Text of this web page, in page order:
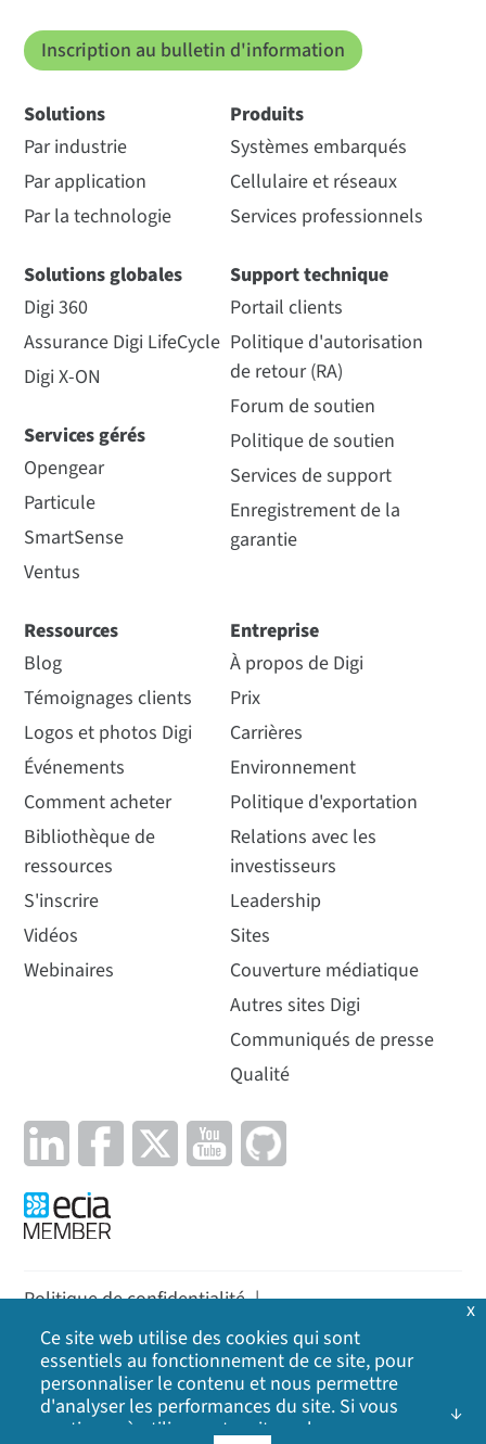
Inscription au bulletin d'information
Solutions
Par industrie
Par application
Par la technologie
Solutions globales
Digi 360
Assurance Digi LifeCycle
Digi X-ON
Services gérés
Opengear
Particule
SmartSense
Ventus
Produits
Systèmes embarqués
Cellulaire et réseaux
Services professionnels
Support technique
Portail clients
Politique d'autorisation
de retour (RA)
Forum de soutien
Politique de soutien
Services de support
Enregistrement de la
garantie
Ressources
Blog
Témoignages clients
Logos et photos Digi
Événements
Comment acheter
Bibliothèque de
ressources
S'inscrire
Vidéos
Webinaires
Entreprise
À propos de Digi
Prix
Carrières
Environnement
Politique d'exportation
Relations avec les
investisseurs
Leadership
Sites
Couverture médiatique
Autres sites Digi
Communiqués de presse
Qualité
Politique de confidentialité |
Politique en matière de cookies | Politique
Plan du site
2026 Digi International Inc. Tous droits réservés.
Ce site web utilise des cookies qui sont
essentiels au fonctionnement de ce site, pour
personnaliser le contenu et nous permettre
d'analyser les performances du site. Si vous
continuez à utiliser notre site web, vous
x